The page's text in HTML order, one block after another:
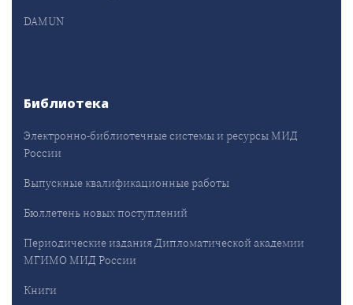
DAMUN
Библиотека
Электронно-библиотечные системы и ресурсы МИД
России
Выпускные квалификационные работы
Бюллетень новых поступлений
Периодические издания Дипломатической академии
МГИМО МИД России
Книги